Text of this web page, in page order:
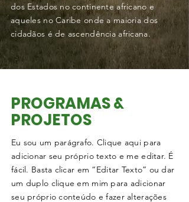
dos Estados no continente africano e
aqueles no Caribe onde a maioria dos
cidadãos é de ascendência africana.
PROGRAMAS &
PROJETOS
Eu sou um parágrafo. Clique aqui para
adicionar seu próprio texto e me editar. É
fácil. Basta clicar em “Editar Texto” ou dar
um duplo clique em mim para adicionar
seu próprio conteúdo e fazer alterações